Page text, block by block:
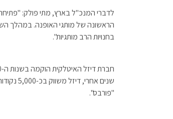
לדברי המנכ"ל בארץ, מתי פולק:
הראשונה של מותגי האופנה. במהלך
בחנויות הרב מותגיות".
"פורבס".